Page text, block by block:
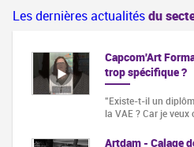
Les dernières actualitésdu
Capcom'Art
trop spécifique ?
"Existe-t-il un
la VAE ? Car je
Artdam - Calage